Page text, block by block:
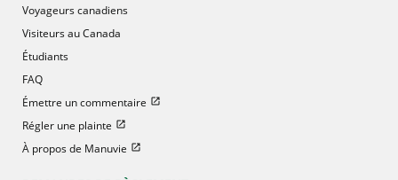
Voyageurs canadiens
Visiteurs au Canada
Étudiants
FAQ
Émettre un commentaire Ouvrir dans une nouvelle fenetre
Régler une plainte Ouvrir dans une nouvelle fenetre
À propos de Manuvie Ouvrir dans une nouvelle fenetre